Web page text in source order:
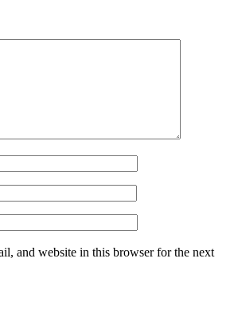
and website in this browser for the next